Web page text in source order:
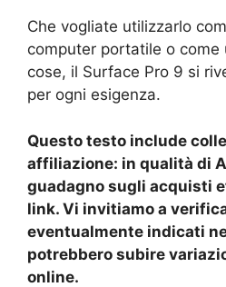
Che vogliate utilizzarlo
computer portatile o come
cose, il Surface Pro 9 si
per ogni esigenza.
Questo testo include
affiliazione: in qualità di
guadagno sugli acquisti
link. Vi invitiamo a
eventualmente indicati
potrebbero subire
online.